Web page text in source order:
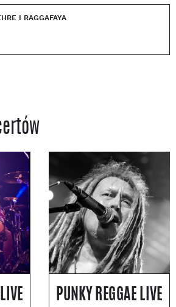
I RAGGAFAYA
PUNKY REGGAE LIVE